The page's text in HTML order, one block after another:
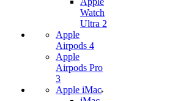
Watch
Ultra 2
Apple
Airpods 4
Apple
Airpods Pro
3
Apple iMac